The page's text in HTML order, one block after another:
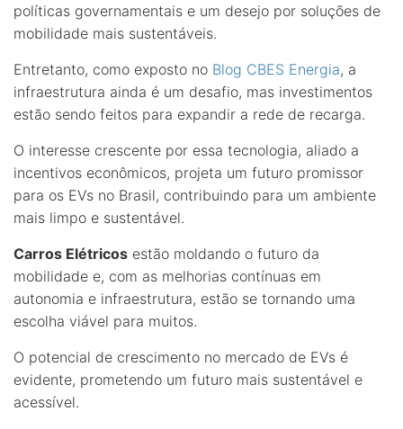
políticas governamentais e um desejo por soluções de
mobilidade mais sustentáveis.
Entretanto, como exposto no Blog CBES Energia, a
infraestrutura ainda é um desafio, mas investimentos
estão sendo feitos para expandir a rede de recarga.
O interesse crescente por essa tecnologia, aliado a
incentivos econômicos, projeta um futuro promissor
para os EVs no Brasil, contribuindo para um ambiente
mais limpo e sustentável.
Carros Elétricos estão moldando o futuro da
mobilidade e, com as melhorias contínuas em
autonomia e infraestrutura, estão se tornando uma
escolha viável para muitos.
O potencial de crescimento no mercado de EVs é
evidente, prometendo um futuro mais sustentável e
acessível.